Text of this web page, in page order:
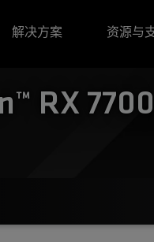
解决方案 资源与
RX